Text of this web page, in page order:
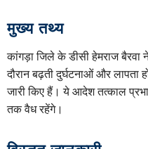
मुख्य तथ्य
कांगड़ा जिले के डीसी हेमराज बैरवा
दौरान बढ़ती दुर्घटनाओं और
जारी किए हैं। ये आदेश तत्काल
तक वैध रहेंगे।